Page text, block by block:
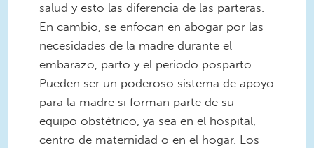
salud y esto las diferencia de las parteras.
En cambio, se enfocan en abogar por las
necesidades de la madre durante el
embarazo, parto y el periodo posparto.
Pueden ser un poderoso sistema de apoyo
para la madre si forman parte de su
equipo obstétrico, ya sea en el hospital,
centro de maternidad o en el hogar. Los